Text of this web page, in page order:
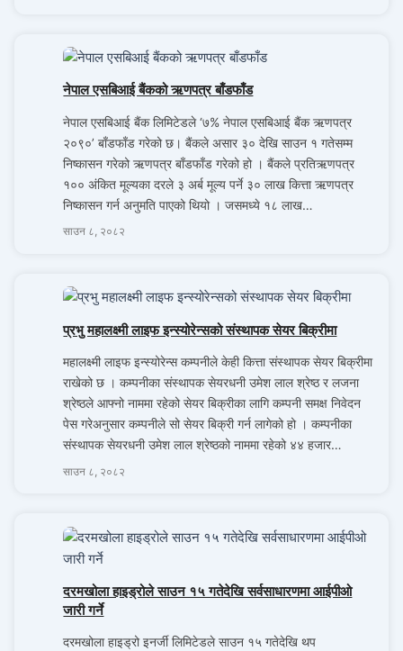
नेपाल एसबिआई बैंकको ऋणपत्र बाँडफाँड
नेपाल एसबिआई बैंक लिमिटेडले ‘७% नेपाल एसबिआई बैंक ऋणपत्र
२०९०’ बाँडफाँड गरेको छ। बैंकले असार ३० देखि साउन १ गतेसम्म
निष्कासन गरेको ऋणपत्र बाँडफाँड गरेको हो । बैंकले प्रतिऋणपत्र
१०० अंकित मूल्यका दरले ३ अर्ब मूल्य पर्ने ३० लाख कित्ता ऋणपत्र
निष्कासन गर्न अनुमति पाएको थियो । जसमध्ये १८ लाख…
साउन ८, २०८२
प्रभु महालक्ष्मी लाइफ इन्स्योरेन्सको संस्थापक सेयर बिक्रीमा
महालक्ष्मी लाइफ इन्स्योरेन्स कम्पनीले केही कित्ता संस्थापक सेयर बिक्रीमा
राखेको छ । कम्पनीका संस्थापक सेयरधनी उमेश लाल श्रेष्ठ र लजना
श्रेष्ठले आफ्नो नाममा रहेको सेयर बिक्रीका लागि कम्पनी समक्ष निवेदन
पेस गरेअनुसार कम्पनीले सो सेयर बिक्री गर्न लागेको हो । कम्पनीका
संस्थापक सेयरधनी उमेश लाल श्रेष्ठको नाममा रहेको ४४ हजार…
साउन ८, २०८२
दरमखोला हाइड्रोले साउन १५ गतेदेखि सर्वसाधारणमा आईपीओ
जारी गर्ने
दरमखोला हाइड्रो इनर्जी लिमिटेडले साउन १५ गतेदेखि थप